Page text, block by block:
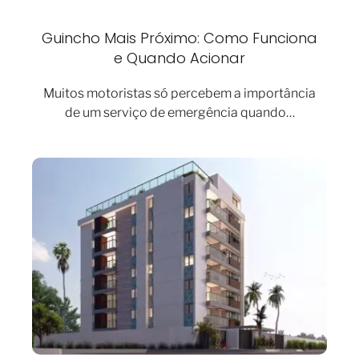
Guincho Mais Próximo: Como Funciona
e Quando Acionar
Muitos motoristas só percebem a importância
de um serviço de emergência quando…